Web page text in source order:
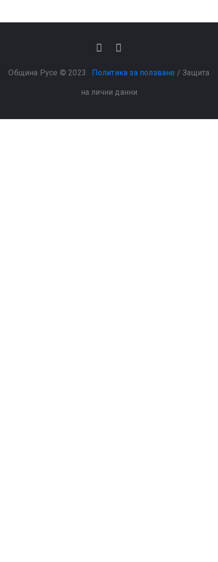
Община Русе © 2023. Политика за ползване / Защита
на лични данни